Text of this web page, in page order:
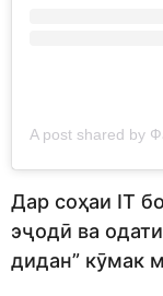
Дар соҳаи IT
эҷодӣ ва
дидан” кӯмак